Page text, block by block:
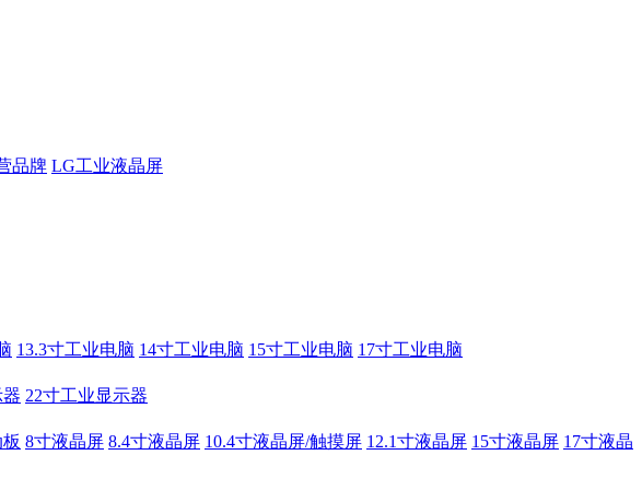
品牌 LG工业液晶屏
13.3寸工业电脑 14寸工业电脑 15寸工业电脑 17寸工业电脑
22寸工业显示器
8寸液晶屏 8.4寸液晶屏 10.4寸液晶屏/触摸屏 12.1寸液晶屏 15寸液晶屏 17寸液晶